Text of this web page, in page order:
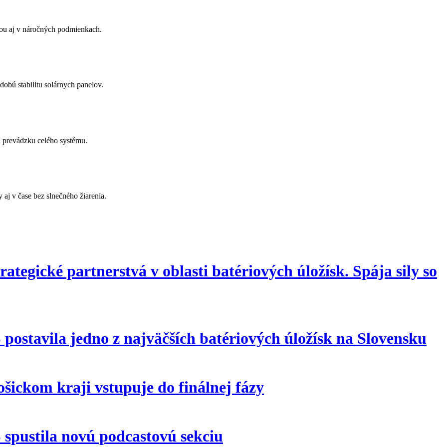
partnerstvá v oblasti batériových úložísk. Spája sily so
jedno z najväčších batériových úložísk na Slovensku
kraji vstupuje do finálnej fázy
novú podcastovú sekciu